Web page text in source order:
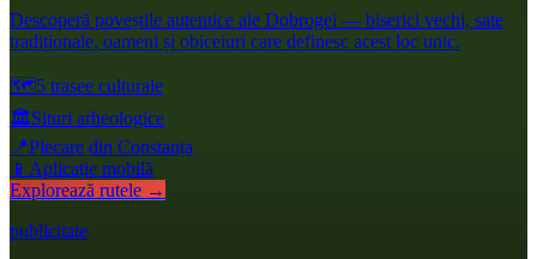
Descoperă poveștile autentice ale Dobrogei — biserici vechi, sate
tradiționale, oameni și obiceiuri care definesc acest loc unic.
🗺️5 trasee culturale
🏛️Situri arheologice
📍Plecare din Constanța
📱 Aplicație mobilă
Explorează rutele →
publicitate